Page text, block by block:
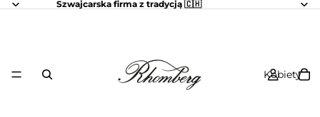
Szwajcarska firma z tradycją 🇨🇭
Kobiety